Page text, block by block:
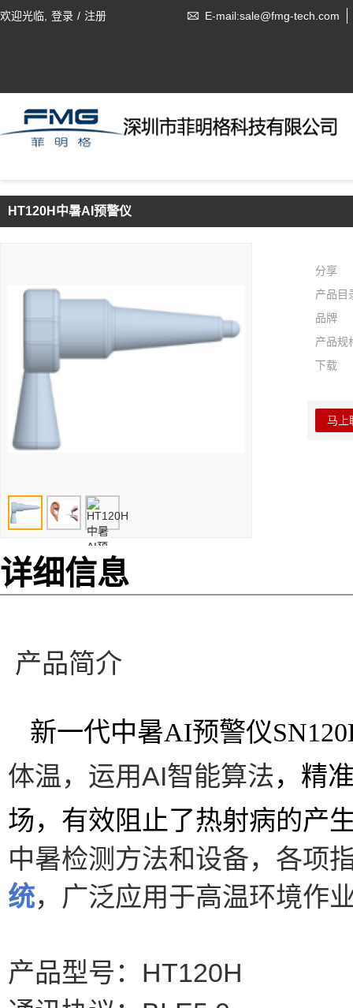
欢迎光临, 登录 / 注册 E-mail:sale@fmg-tech.com
HT120H中暑AI预警仪
分享
产品目
品牌
产品规
下载
马上
详细信息
产品简介
新一代中暑AI预警仪
体温，运用AI智能算法，精
场，有效阻止了热射病的产
中暑检测方法和设备，各项
统，广泛应用于高温环境作
产品型号：HT120H